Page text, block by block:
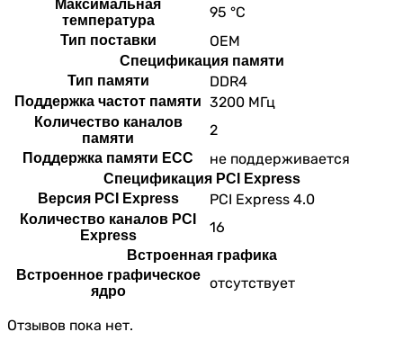
Максимальная
температура
95 °С
Тип поставки OEM
Спецификация памяти
Тип памяти
DDR4
Поддержка частот памяти 3200 МГц
Количество каналов
памяти
2
Поддержка памяти ECC не поддерживается
Спецификация PCI Express
Версия PCI Express
PCI Express 4.0
Количество каналов PCI
Express
16
Встроенная графика
Встроенное графическое
ядро
отсутствует
Отзывов пока нет.